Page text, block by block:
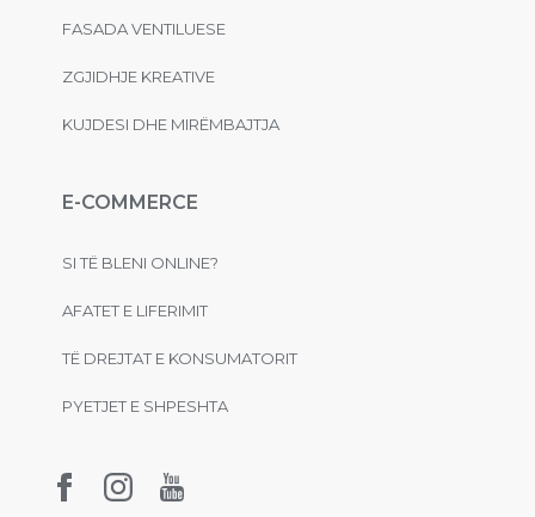
FASADA VENTILUESE
ZGJIDHJE KREATIVE
KUJDESI DHE MIRËMBAJTJA
E-COMMERCE
SI TË BLENI ONLINE?
AFATET E LIFERIMIT
TË DREJTAT E KONSUMATORIT
PYETJET E SHPESHTA